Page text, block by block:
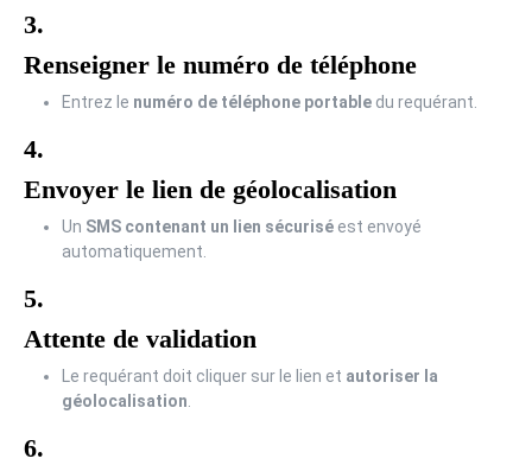
3.
Renseigner le numéro de téléphone
Entrez le numéro de téléphone portable du requérant.
4.
Envoyer le lien de géolocalisation
Un SMS contenant un lien sécurisé est envoyé
automatiquement.
5.
Attente de validation
Le requérant doit cliquer sur le lien et autoriser la
géolocalisation
6.